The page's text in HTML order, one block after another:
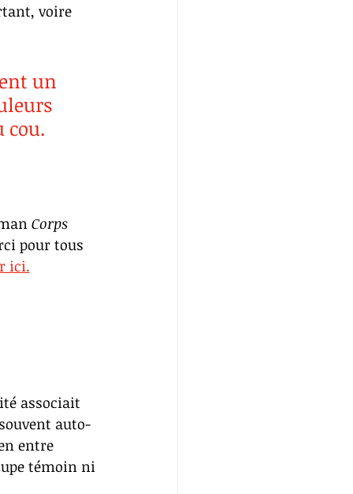
voire
un
cou.
Corps
pour tous
ici.
associait
auto-
entre
témoin ni